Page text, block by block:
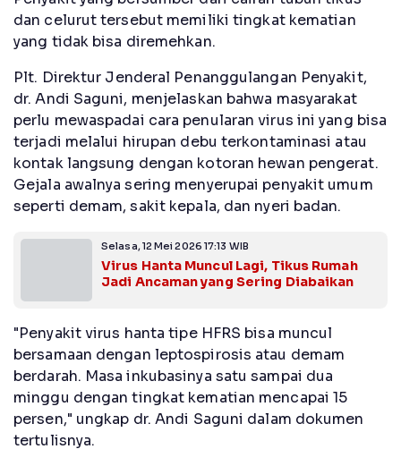
dan celurut tersebut memiliki tingkat kematian
yang tidak bisa diremehkan.
Plt. Direktur Jenderal Penanggulangan Penyakit,
dr. Andi Saguni, menjelaskan bahwa masyarakat
perlu mewaspadai cara penularan virus ini yang bisa
terjadi melalui hirupan debu terkontaminasi atau
kontak langsung dengan kotoran hewan pengerat.
Gejala awalnya sering menyerupai penyakit umum
seperti demam, sakit kepala, dan nyeri badan.
Selasa, 12 Mei 2026 17:13 WIB
Virus Hanta Muncul Lagi, Tikus Rumah
Jadi Ancaman yang Sering Diabaikan
"Penyakit virus hanta tipe HFRS bisa muncul
bersamaan dengan leptospirosis atau demam
berdarah. Masa inkubasinya satu sampai dua
minggu dengan tingkat kematian mencapai 15
persen," ungkap dr. Andi Saguni dalam dokumen
tertulisnya.